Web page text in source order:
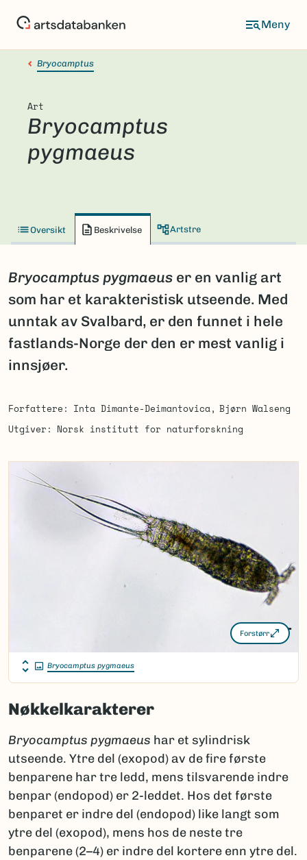
Bryocamptus
Art
Bryocamptus
pygmaeus
Oversikt Beskrivelse Artstre
Bryocamptus pygmaeus er en vanlig art
som har et karakteristisk utseende. Med
unntak av Svalbard, er den funnet i hele
fastlands-Norge der den er mest vanlig i
innsjøer.
Forfattere Inta Dimante-Deimantovica
Bjørn Walseng
Utgiver
Norsk institutt for naturforskning
Forstørr
Bryocamptus pygmaeus
Nøkkelkarakterer
Bryocamptus pygmaeus har et sylindrisk
utseende. Ytre del (exopod) av de fire første
benparene har tre ledd, mens tilsvarende indre
benpar (endopod) er 2-leddet. Hos det første
benparet er indre del (endopod) like langt som
ytre del (exopod), mens hos de neste tre
benparene (2–4) er indre del kortere enn ytre del.